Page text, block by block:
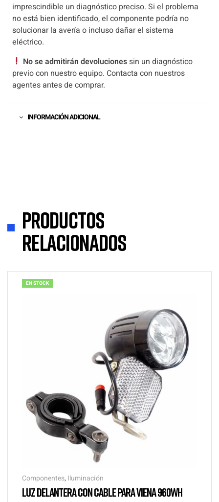
imprescindible un diagnóstico preciso. Si el problema
no está bien identificado, el componente podría no
solucionar la avería o incluso dañar el sistema
eléctrico.
No se admitirán devolucionessin un diagnóstico
previo con nuestro equipo. Contacta con nuestros
agentes antes de comprar.
INFORMACIÓN ADICIONAL
Productos
relacionados
EN STOCK
Componentes, Iluminación
LUZ DELANTERA CON CABLE PARA VIENA 960WH